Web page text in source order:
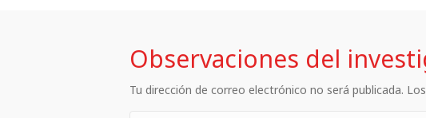
Observaciones del
Tu dirección de correo electrónico no será publicada.